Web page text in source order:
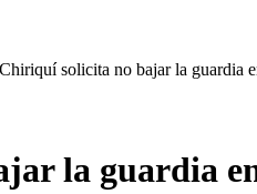
solicita no bajar la guardia
la guardia